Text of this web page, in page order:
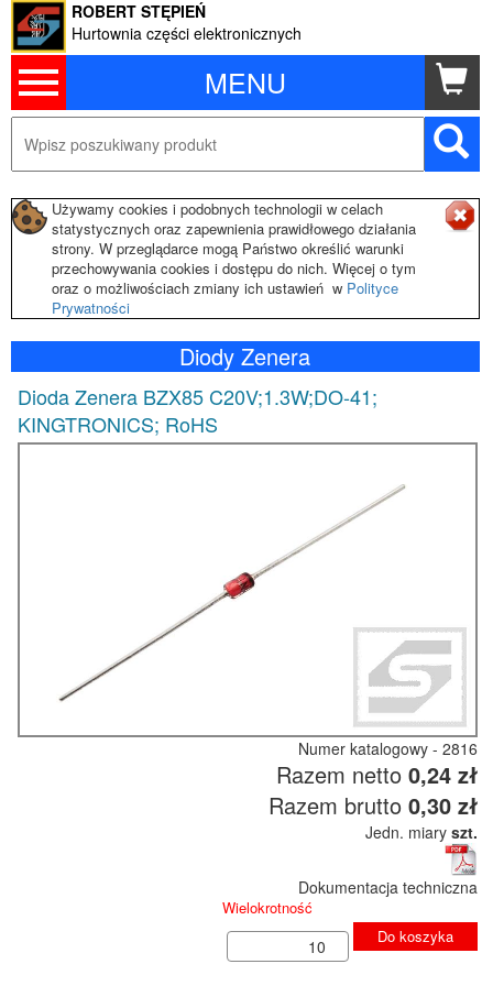
MENU
ROBERT STĘPIEŃ
Hurtownia części elektronicznych
Używamy cookies i podobnych technologii w celach
statystycznych oraz zapewnienia prawidłowego działania
strony. W przeglądarce mogą Państwo określić warunki
przechowywania cookies i dostępu do nich. Więcej o tym
oraz o możliwościach zmiany ich ustawień w Polityce
Prywatności
Diody Zenera
Dioda Zenera BZX85 C20V;1.3W;DO-41;
KINGTRONICS; RoHS
Numer katalogowy - 2816
Razem netto 0,24 zł
Razem brutto 0,30 zł
Jedn. miary szt.
Dokumentacja techniczna
Wielokrotność
Do koszyka